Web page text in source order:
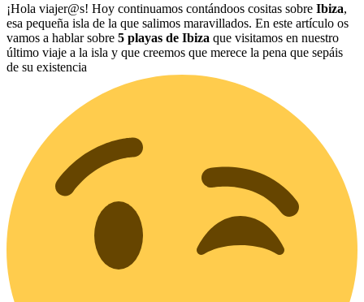
¡Hola viajer@s! Hoy continuamos contándoos cositas sobre Ibiza,
esa pequeña isla de la que salimos maravillados. En este artículo os
vamos a hablar sobre 5 playas de Ibiza que visitamos en nuestro
último viaje a la isla y que creemos que merece la pena que sepáis
de su existencia